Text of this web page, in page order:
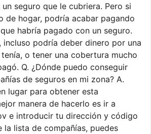
seguro que le cubriera. Pero si
de hogar, podría acabar pagando
habría pagado con un seguro.
incluso podría deber dinero por una
o tener una cobertura mucho
Q. ¿Dónde puedo conseguir
de seguros en mi zona? A.
lugar para obtener esta
manera de hacerlo es ir a
e introducir tu dirección y código
la lista de compañías, puedes